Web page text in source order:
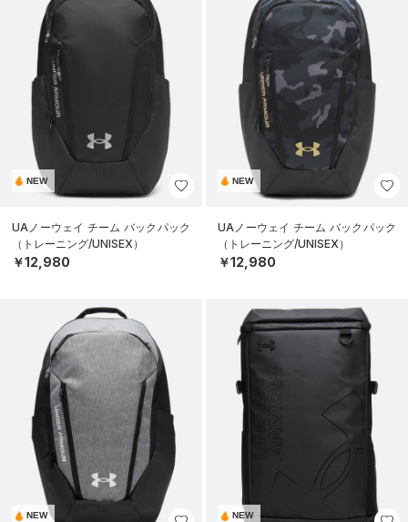
NEW
UAノーウェイ チーム バックパック
（トレーニング/UNISEX）
￥12,980
NEW
UAノーウェイ チーム バックパック
（トレーニング/UNISEX）
￥12,980
NEW NEW